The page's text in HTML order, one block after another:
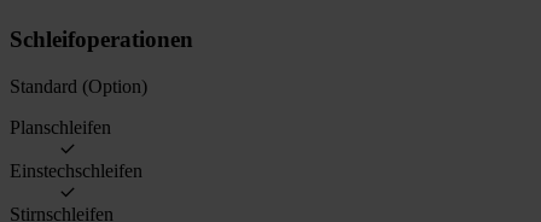
Schleifoperationen
Standard (Option)
Planschleifen
Einstechschleifen
Stirnschleifen